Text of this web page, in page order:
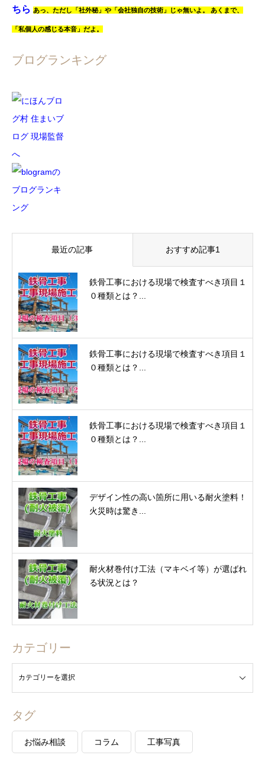
ちら あっ、 ただし「社外秘」や「会社独自の技術」じゃ無いよ。 あくまで、
「私個人の感じる本音」だよ。
ブログランキング
最近の記事 おすすめ記事1
鉄骨工事における現場で検査すべき項目１
０種類とは？...
鉄骨工事における現場で検査すべき項目１
０種類とは？...
鉄骨工事における現場で検査すべき項目１
０種類とは？...
デザイン性の高い箇所に用いる耐火塗料！
火災時は驚き...
耐火材巻付け工法（マキベイ等）が選ばれ
る状況とは？
カテゴリー
タグ
お悩み相談 コラム 工事写真